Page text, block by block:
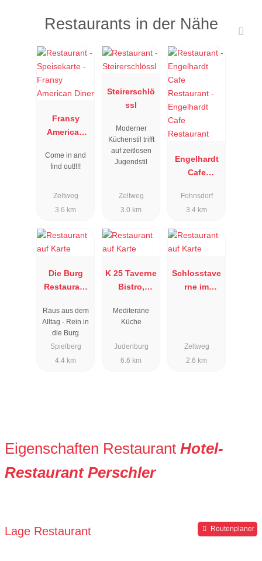
Restaurants in der Nähe
Fransy
American
Come in and
find out!!!!
Zeltweg
3.6 km
Steirerschlö
ssl
Moderner
Küchenstil trifft
auf zeitlosen
Jugendstil
Zeltweg
3.0 km
Engelhardt
Cafe
Fohnsdorf
3.4 km
Die Burg
Restaurant
ht
Raus aus dem
Alltag - Rein in
die Burg
Spielberg
4.4 km
K 25 Taverne
Bistro,
e 25, 8750
Judenburg
Mediterane
Küche
Judenburg
6.6 km
Schlosstave
rne im
Zeltweg
2.6 km
Eigenschaften Restaurant Hotel-
Restaurant Perschler
Lage Restaurant Routenplaner